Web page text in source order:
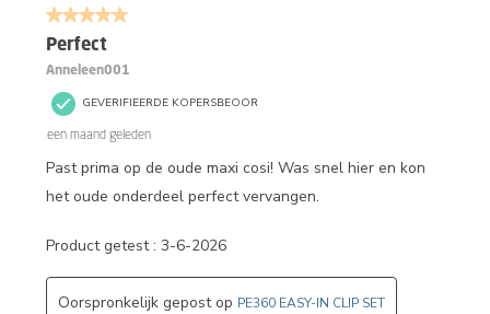
5 van 5 sterren.
Perfect
Anneleen001
GEVERIFIEERDE KOPERSBEOOR
een maand geleden
Past prima op de oude maxi cosi! Was snel hier en kon
het oude onderdeel perfect vervangen.
Product getest : 3-6-2026
Oorspronkelijk gepost op PE360 EASY-IN CLIP SET